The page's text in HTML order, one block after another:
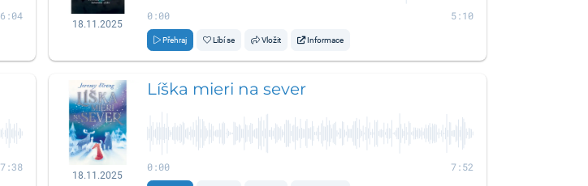
6:04
18.11.2025
0:00 5:10
Přehraj Líbí se Vložit Informace
7:38
18.11.2025
Líška mieri na sever
0:00 7:52